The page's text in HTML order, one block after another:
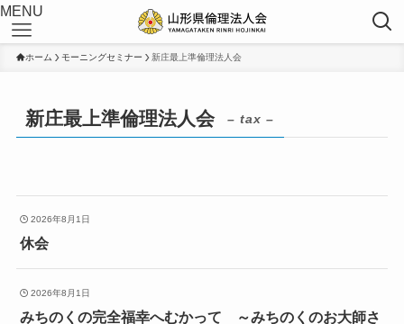
MENU
ホーム モーニングセミナー 新庄最上準倫理法人会
新庄最上準倫理法人会 – tax –
2026年8月1日
休会
2026年8月1日
みちのくの完全福幸へむかって ～みちのくのお大師さ